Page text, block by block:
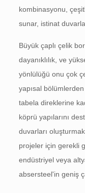
kombinasyonu,
sunar, istinat
Büyük çaplı çelik
dayanıklılık, ve
yönlülüğü onu çok
yapısal
tabela direklerine
köprü yapılarını
duvarları
projeler için gerekli
endüstriyel veya
absersteel'in geniş